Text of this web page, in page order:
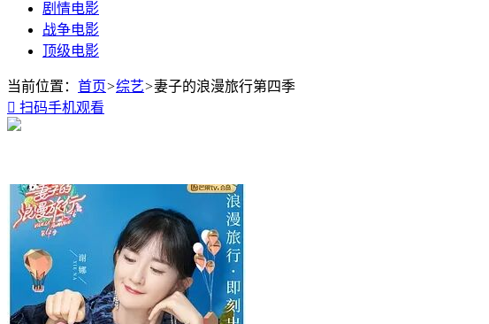
剧情电影
战争电影
顶级电影
当前位置： 首页>综艺>妻子的浪漫旅行第四季
 扫码手机观看